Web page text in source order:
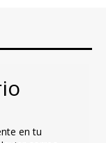
en tu